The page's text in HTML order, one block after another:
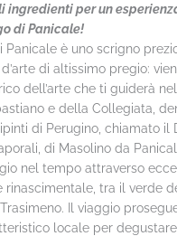
ingredienti per un
di Panicale!
Panicale è uno scrigno
di altissimo pregio:
dell’arte che ti guiderà
e della Collegiata,
di Perugino, chiamato il
di Masolino da
nel tempo attraverso
rinascimentale, tra il verde
Trasimeno. Il viaggio
locale per